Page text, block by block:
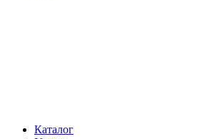
Каталог